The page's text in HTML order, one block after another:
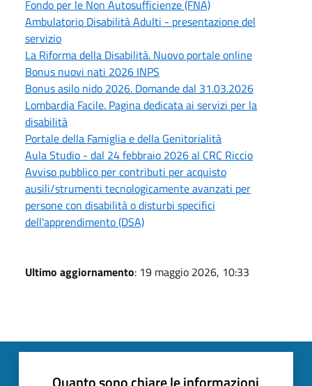
Fondo per le Non Autosufficienze (FNA)
Ambulatorio Disabilità Adulti - presentazione del
servizio
La Riforma della Disabilità. Nuovo portale online
Bonus nuovi nati 2026 INPS
Bonus asilo nido 2026. Domande dal 31.03.2026
Lombardia Facile. Pagina dedicata ai servizi per la
disabilità
Portale della Famiglia e della Genitorialità
Aula Studio - dal 24 febbraio 2026 al CRC Riccio
Avviso pubblico per contributi per acquisto
ausili/strumenti tecnologicamente avanzati per
persone con disabilità o disturbi specifici
dell'apprendimento (DSA)
Ultimo aggiornamento: 19 maggio 2026, 10:33